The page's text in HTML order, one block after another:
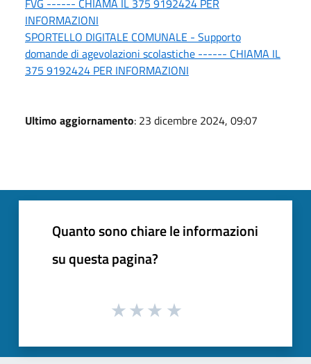
INFORMAZIONI
SPORTELLO DIGITALE COMUNALE - Supporto
domande di agevolazioni scolastiche ------ CHIAMA IL
375 9192424 PER INFORMAZIONI
Ultimo aggiornamento: 23 dicembre 2024, 09:07
Quanto sono chiare le informazioni
su questa pagina?